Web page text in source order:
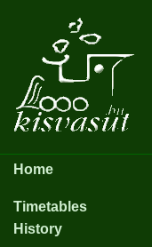
Home
Timetables
History